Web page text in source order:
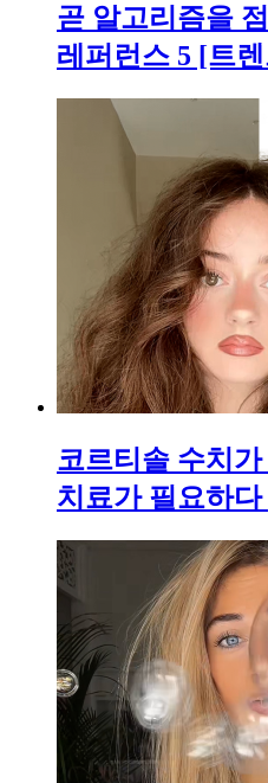
곧 알고리즘을
레퍼런스 5 [트
코르티솔 수치
치료가 필요하